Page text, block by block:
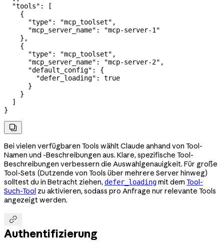
  "tools"
: [
    {
      "type"
: "mcp_toolset" ,
      "mcp_server_name"
:
"mcp-server-1"
    },
    {
      "type"
: "mcp_toolset" ,
      "mcp_server_name"
: "mcp-server-2" ,
      "default_config"
: {
        "defer_loading"
: true
      }
    }
  ]
}

Bei vielen verfügbaren Tools wählt Claude anhand von Tool-
Namen und -Beschreibungen aus. Klare, spezifische Tool-
Beschreibungen verbessern die Auswahlgenauigkeit. Für große
Tool-Sets (Dutzende von Tools über mehrere Server hinweg)
solltest du in Betracht ziehen, defer_loadingmit dem Tool-
Such-Tool zu aktivieren, sodass pro Anfrage nur relevante Tools
angezeigt werden.

Authentifizierung